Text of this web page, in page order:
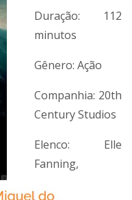
Duração: 112
minutos
Gênero: Ação
Companhia: 20th
Century Studios
Elenco: Elle
Fanning,